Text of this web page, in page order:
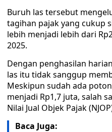
Buruh las tersebut
tagihan pajak yang cukup
lebih menjadi lebih dari
2025.
Dengan penghasilan
las itu tidak sanggup
Meskipun sudah ada
menjadi Rp1,7 juta, salah
Nilai Jual Objek Pajak
Baca Juga: